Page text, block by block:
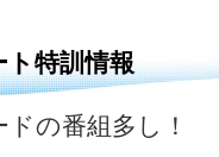
ト特訓情報
の番組多し！